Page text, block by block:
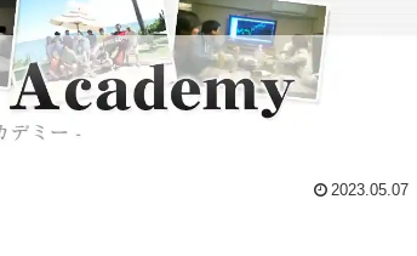
2023.05.07